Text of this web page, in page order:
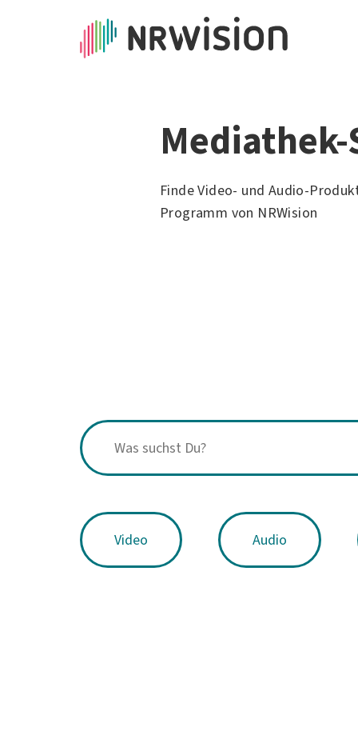
Finde Video- und Audio-
Programm von NRWision
Video Audio